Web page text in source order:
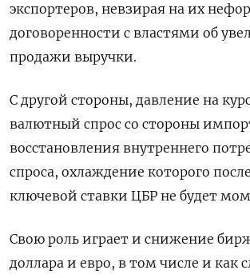
экспортеров, невзирая на их
договоренности с властями об
продажи выручки.
С другой стороны, давление на
валютный спрос со стороны
восстановления внутреннего
спроса, охлаждение которого
ключевой ставки ЦБР не будет
Свою роль играет и снижение
доллара и евро, в том числе и как